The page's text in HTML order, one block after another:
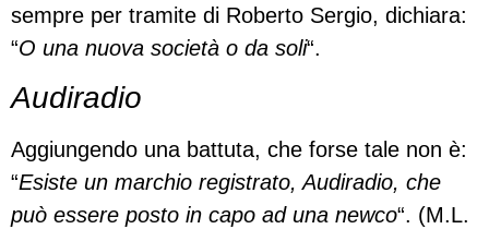
sempre per tramite di Roberto Sergio, dichiara:
“O una nuova società o da soli“.
Audiradio
Aggiungendo una battuta, che forse tale non è:
“Esiste un marchio registrato, Audiradio, che
può essere posto in capo ad una newco“. (M.L.